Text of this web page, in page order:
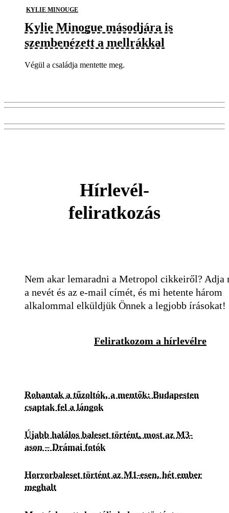
KYLIE MINOUGE
Kylie Minogue másodjára is
szembenézett a mellrákkal
Végül a családja mentette meg.
Hírlevél-
feliratkozás
Nem akar lemaradni a Metropol cikkeiről? Adja
a nevét és az e-mail címét, és mi hetente három
alkalommal elküldjük Önnek a legjobb írásokat!
Feliratkozom a hírlevélre
Rohantak a tűzoltók, a mentők: Budapesten
csaptak fel a lángok
Újabb halálos baleset történt, most az M3-
ason – Drámai fotók
Horrorbaleset történt az M1-esen, hét ember
meghalt